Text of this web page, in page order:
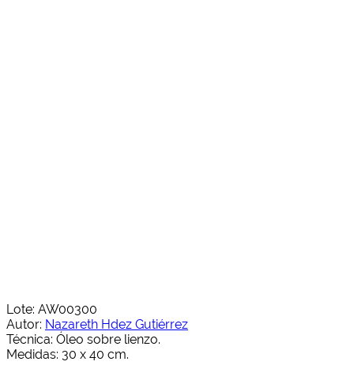
Lote: AW00300
Autor: Nazareth Hdez Gutiérrez
Técnica: Óleo sobre lienzo.
Medidas: 30 x 40 cm.